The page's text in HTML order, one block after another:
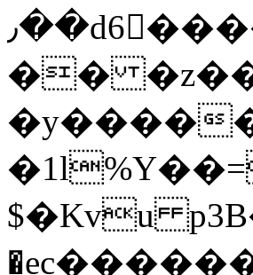
٫��d6򆧇�������*��[|^]oo���NW~zz>�X&�u�=K?
��
�y����
$�Kvu